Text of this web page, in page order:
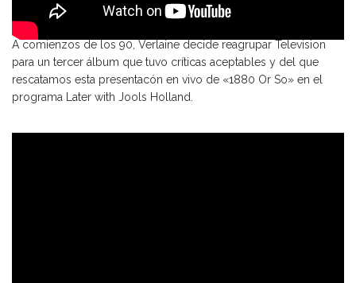
A comienzos de los 90, Verlaine decide reagrupar Television
para un tercer álbum que tuvo críticas aceptables y del que
rescatamos esta presentacón en vivo de «1880 Or So» en el
programa Later with Jools Holland.